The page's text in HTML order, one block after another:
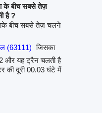
के बीच सबसे तेज़
है ?
बीच सबसे तेज़ चलने
(63111) जिसका
और यह ट्रैन चलती है
की दूरी 00.03 घंटे में